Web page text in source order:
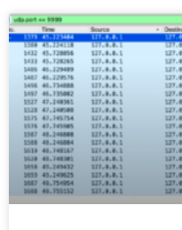
מידע ומידע
מנוסים לא תמיד